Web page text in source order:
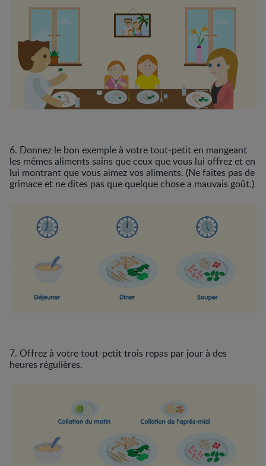
6. Donnez le bon exemple à votre tout-petit en mangeant
les mêmes aliments sains que ceux que vous lui offrez et en
lui montrant que vous aimez vos aliments. (Ne faites pas de
grimace et ne dites pas que quelque chose a mauvais goût.)
7. Offrez à votre tout-petit trois repas par jour à des
heures régulières.